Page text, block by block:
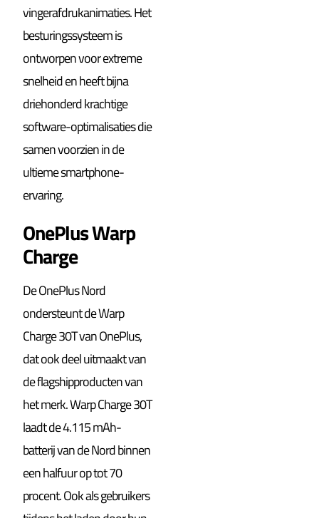
vingerafdrukanimaties. Het
besturingssysteem is
ontworpen voor extreme
snelheid en heeft bijna
driehonderd krachtige
software-optimalisaties die
samen voorzien in de
ultieme smartphone-
ervaring.
OnePlus Warp
Charge
De OnePlus Nord
ondersteunt de Warp
Charge 30T van OnePlus,
dat ook deel uitmaakt van
de flagshipproducten van
het merk. Warp Charge 30T
laadt de 4.115 mAh-
batterij van de Nord binnen
een halfuur op tot 70
procent. Ook als gebruikers